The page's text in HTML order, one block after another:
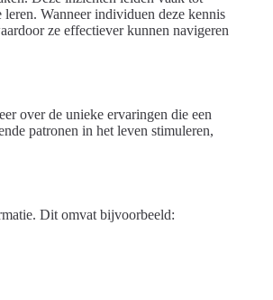
Wanneer individuen deze kennis
ze effectiever kunnen navigeren
over de unieke ervaringen die een
patronen in het leven stimuleren,
Dit omvat bijvoorbeeld: